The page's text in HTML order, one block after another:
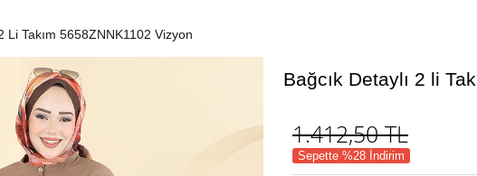
Li Takım 5658ZNNK1102 Vizyon
Bağcık Detaylı 2 li
1.412,50TL
Sepette %28 İndirim